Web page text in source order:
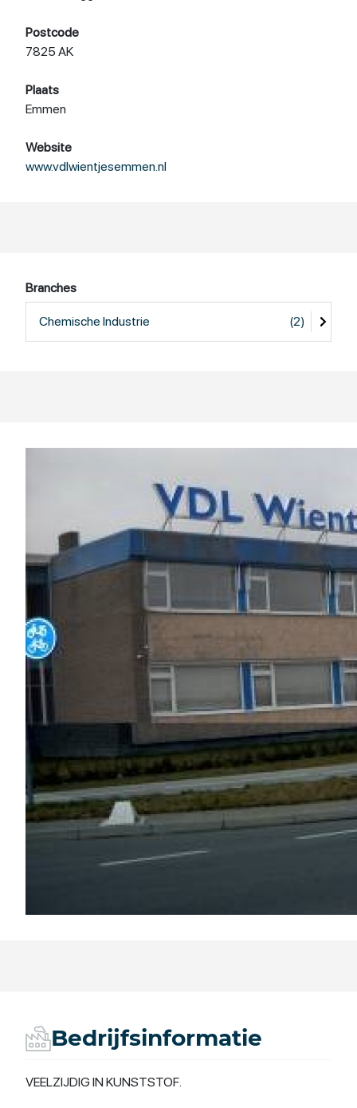
Postcode
7825 AK
Plaats
Emmen
Website
www.vdlwientjesemmen.nl
Branches
Chemische Industrie (2)
Bedrijfsinformatie
VEELZIJDIG IN KUNSTSTOF.